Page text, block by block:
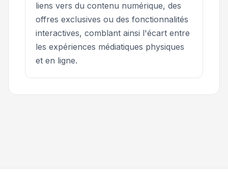
liens vers du contenu numérique, des
offres exclusives ou des fonctionnalités
interactives, comblant ainsi l'écart entre
les expériences médiatiques physiques
et en ligne.